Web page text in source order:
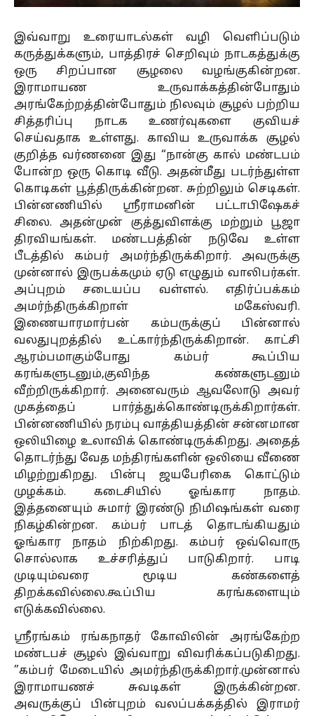
இவ்வாறு உரையாடல்கள் வழி வெளிப்படும்
கருத்துக்களும், பாத்திரச் செறிவும் நாடகத்துக்கு
ஒரு சிறப்பான சூழலை வழங்குகின்றன.
இராமாயண உருவாக்கத்தின்போதும்
அரங்கேற்றத்தின்போதும் நிலவும் சூழல் பற்றிய
சித்தரிப்பு நாடக உணர்வுகளை குவியச்
செய்வதாக உள்ளது. காவிய உருவாக்க சூழல்
குறித்த வர்ணனை இது “நான்கு கால் மண்டபம்
போன்ற ஒரு கொடி வீடு. அதன்மீது படர்ந்துள்ள
கொடிகள் பூத்திருக்கின்றன. சுற்றிலும் செடிகள்.
பின்னணியில் ஸ்ரீராமனின் பட்டாபிஷேகச்
சிலை. அதன்முன் குத்துவிளக்கு மற்றும் பூஜா
திரவியங்கள். மண்டபத்தின் நடுவே உள்ள
பீடத்தில் கம்பர் அமர்ந்திருக்கிறார். அவருக்கு
முன்னால் இருபக்கமும் ஏடு எழுதும் வாலிபர்கள்.
அப்புறம் சடையப்ப வள்ளல். எதிர்ப்பக்கம்
அமர்ந்திருக்கிறாள் மகேஸ்வரி.
இணையாரமார்பன் கம்பருக்குப் பின்னால்
வலதுபுறத்தில் உட்கார்ந்திருக்கிறான். காட்சி
ஆரம்பமாகும்போது கம்பர் கூப்பிய
கரங்களுடனும்,குவிந்த கண்களுடனும்
வீற்றிருக்கிறார். அனைவரும் ஆவலோடு அவர்
முகத்தைப் பார்த்துக்கொண்டிருக்கிறார்கள்.
பின்னணியில் நரம்பு வாத்தியத்தின் சன்னமான
ஒலியிழை உலாவிக் கொண்டிருக்கிறது. அதைத்
தொடர்ந்து வேத மந்திரங்களின் ஒலியை வீணை
மிழற்றுகிறது. பின்பு ஜயபேரிகை கொட்டும்
முழக்கம். கடைசியில் ஓங்கார நாதம்.
இத்தனையும் சுமார் இரண்டு நிமிஷங்கள் வரை
நிகழ்கின்றன. கம்பர் பாடத் தொடங்கியதும்
ஓங்கார நாதம் நிற்கிறது. கம்பர் ஒவ்வொரு
சொல்லாக உச்சரித்துப் பாடுகிறார். பாடி
முடியும்வரை மூடிய கண்களைத்
திறக்கவில்லை.கூப்பிய கரங்களையும்
எடுக்கவில்லை.
ஸ்ரீரங்கம் ரங்கநாதர் கோவிலின் அரங்கேற்ற
மண்டபச் சூழல் இவ்வாறு விவரிக்கப்படுகிறது.
”கம்பர் மேடையில் அமர்ந்திருக்கிறார்.முன்னால்
இராமாயணச் சுவடிகள் இருக்கின்றன.
அவருக்குப் பின்புறம் வலப்பக்கத்தில் இராமர்